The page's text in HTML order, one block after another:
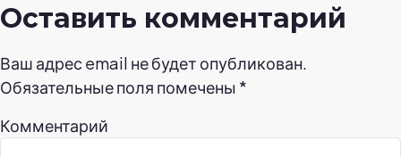
Оставить комментарий
Ваш адрес email не будет опубликован.
Обязательные поля помечены *
Комментарий